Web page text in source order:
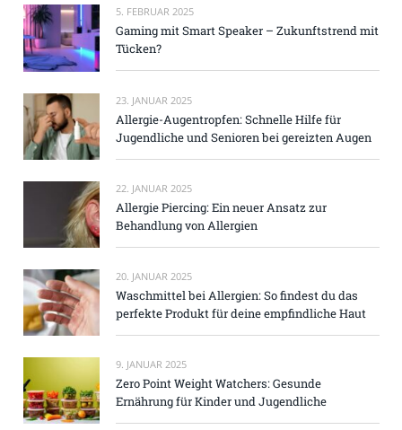
5. FEBRUAR 2025
Gaming mit Smart Speaker – Zukunftstrend mit
Tücken?
23. JANUAR 2025
Allergie-Augentropfen: Schnelle Hilfe für
Jugendliche und Senioren bei gereizten Augen
22. JANUAR 2025
Allergie Piercing: Ein neuer Ansatz zur
Behandlung von Allergien
20. JANUAR 2025
Waschmittel bei Allergien: So findest du das
perfekte Produkt für deine empfindliche Haut
9. JANUAR 2025
Zero Point Weight Watchers: Gesunde
Ernährung für Kinder und Jugendliche